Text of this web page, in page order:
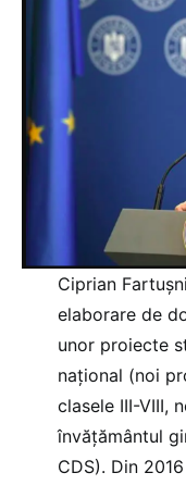
Ciprian
elaborare de
unor proiecte
naţional (noi
clasele III-VIII,
învățământul
CDS). Din